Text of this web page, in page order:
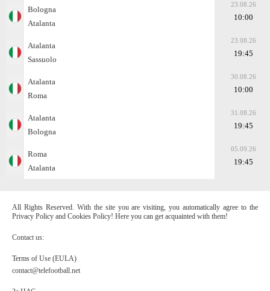
Bologna
Atalanta
23.08.26
10:00
Atalanta
Sassuolo
23.08.26
19:45
Atalanta
Roma
30.08.26
10:00
Atalanta
Bologna
31.08.26
19:45
Roma
Atalanta
05.09.26
19:45
All Rights Reserved. With the site you are visiting, you automatically agree to the
Privacy Policy and Cookies Policy! Here you can get acquainted with them!
Contact us:
Terms of Use (EULA)
contact@telefootball.net